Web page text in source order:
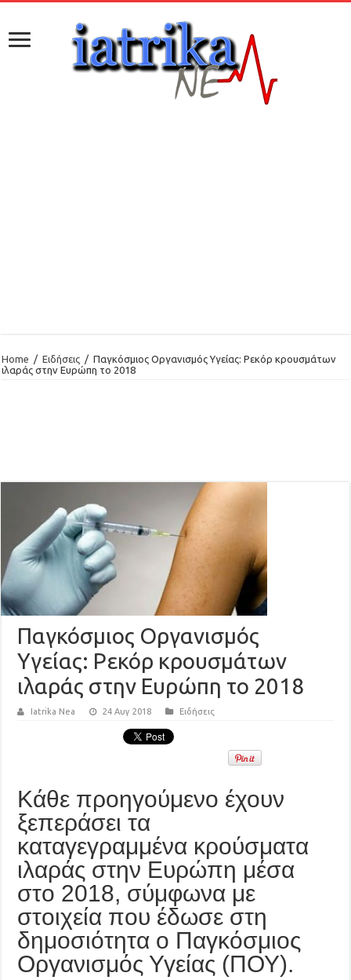
Home / Ειδήσεις / Παγκόσμιος Οργανισμός Υγείας: Ρεκόρ κρουσμάτων
ιλαράς στην Ευρώπη το 2018
Παγκόσμιος Οργανισμός
Υγείας: Ρεκόρ κρουσμάτων
ιλαράς στην Ευρώπη το 2018
Iatrika Nea 24 Αυγ 2018 Ειδήσεις
Κάθε προηγούμενο έχουν
ξεπεράσει τα
καταγεγραμμένα κρούσματα
ιλαράς στην Ευρώπη μέσα
στο 2018, σύμφωνα με
στοιχεία που έδωσε στη
δημοσιότητα ο Παγκόσμιος
Οργανισμός Υγείας (ΠΟΥ).